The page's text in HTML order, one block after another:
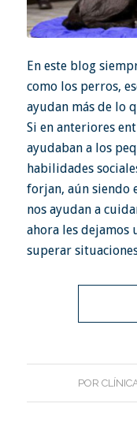
En este blog
como los perros,
ayudan más de lo
Si en anteriores
ayudaban a los
habilidades
forjan, aún siendo
nos ayudan a
ahora les dejamos
superar
POR